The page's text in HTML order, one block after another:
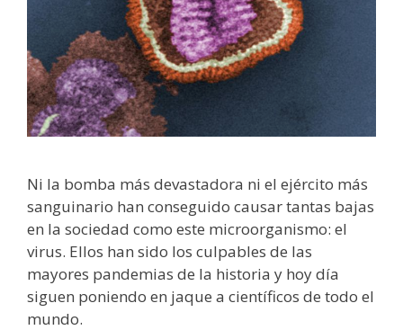
Ni la bomba más devastadora ni el ejército más
sanguinario han conseguido causar tantas bajas
en la sociedad como este microorganismo: el
virus. Ellos han sido los culpables de las
mayores pandemias de la historia y hoy día
siguen poniendo en jaque a científicos de todo el
mundo.